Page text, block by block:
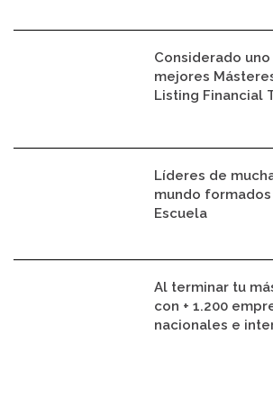
Considerado
mejores
Listing Financial
Líderes de
mundo
Escuela
Al terminar tu
con + 1.200
nacionales e